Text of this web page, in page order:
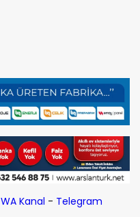
WA Kanal - Telegram